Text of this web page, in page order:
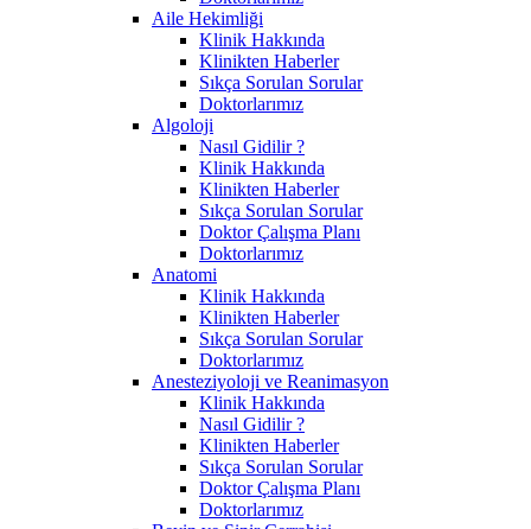
Aile Hekimliği
Klinik Hakkında
Klinikten Haberler
Sıkça Sorulan Sorular
Doktorlarımız
Algoloji
Nasıl Gidilir ?
Klinik Hakkında
Klinikten Haberler
Sıkça Sorulan Sorular
Doktor Çalışma Planı
Doktorlarımız
Anatomi
Klinik Hakkında
Klinikten Haberler
Sıkça Sorulan Sorular
Doktorlarımız
Anesteziyoloji ve Reanimasyon
Klinik Hakkında
Nasıl Gidilir ?
Klinikten Haberler
Sıkça Sorulan Sorular
Doktor Çalışma Planı
Doktorlarımız